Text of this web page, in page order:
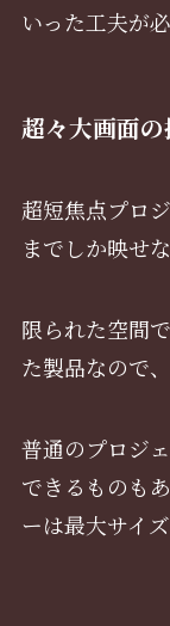
いった工夫が
超々大画面
超短焦点プロ
までしか映せ
限られた空間
た製品なので
普通のプロジ
できるものも
ーは最大サイ